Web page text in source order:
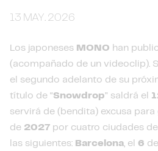
13 MAY. 2026
Los japoneses MONO han
(acompañado de un videoclip).
el segundo adelanto de su
título de “Snowdrop” saldrá el
servirá de (bendita) excusa
de 2027 por cuatro ciudades
las siguientes: Barcelona, el 6 de